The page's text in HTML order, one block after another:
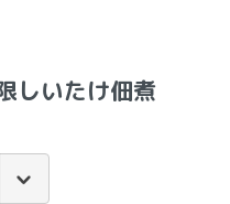
いたけ佃煮